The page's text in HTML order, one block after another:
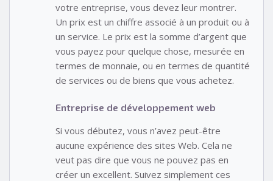
votre entreprise, vous devez leur montrer.
Un prix est un chiffre associé à un produit ou à
un service. Le prix est la somme d’argent que
vous payez pour quelque chose, mesurée en
termes de monnaie, ou en termes de quantité
de services ou de biens que vous achetez.
Entreprise de développement web
Si vous débutez, vous n’avez peut-être
aucune expérience des sites Web. Cela ne
veut pas dire que vous ne pouvez pas en
créer un excellent. Suivez simplement ces